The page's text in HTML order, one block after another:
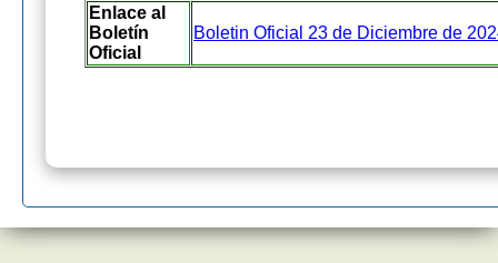
Enlace al
Boletín
Oficial
Boletin Oficial 23 de Diciembre de